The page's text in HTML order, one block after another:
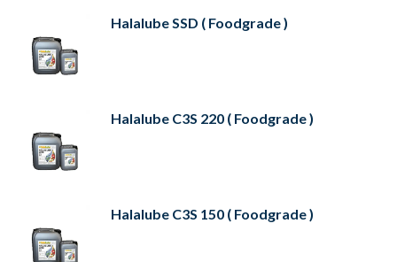
Halalube SSD ( Foodgrade )
Halalube C3S 220 ( Foodgrade )
Halalube C3S 150 ( Foodgrade )